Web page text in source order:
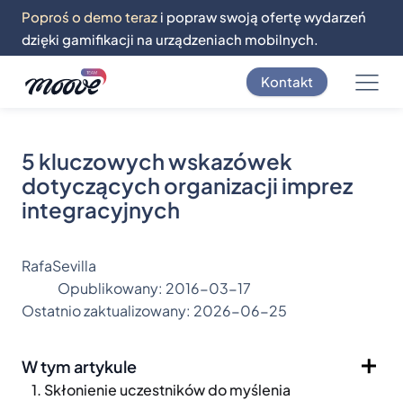
Poproś o demo teraz i popraw swoją ofertę wydarzeń
dzięki gamifikacji na urządzeniach mobilnych.
Kontakt
5 kluczowych wskazówek
dotyczących organizacji imprez
integracyjnych
RafaSevilla
Opublikowany: 2016-03-17
Ostatnio zaktualizowany: 2026-06-25
W tym artykule
1. Skłonienie uczestników do myślenia